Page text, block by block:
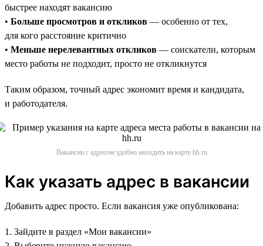
быстрее находят вакансию
• Больше просмотров и откликов — особенно от тех,
для кого расстояние критично
• Меньше нерелевантных откликов — соискатели, которым
место работы не подходит, просто не откликнутся
Таким образом, точный адрес экономит время и кандидата,
и работодателя.
Вакансии с адресом удобно находить на карте hh.ru
Как указать адрес в вакансии
Добавить адрес просто. Если вакансия уже опубликована:
1. Зайдите в раздел «Мои вакансии»